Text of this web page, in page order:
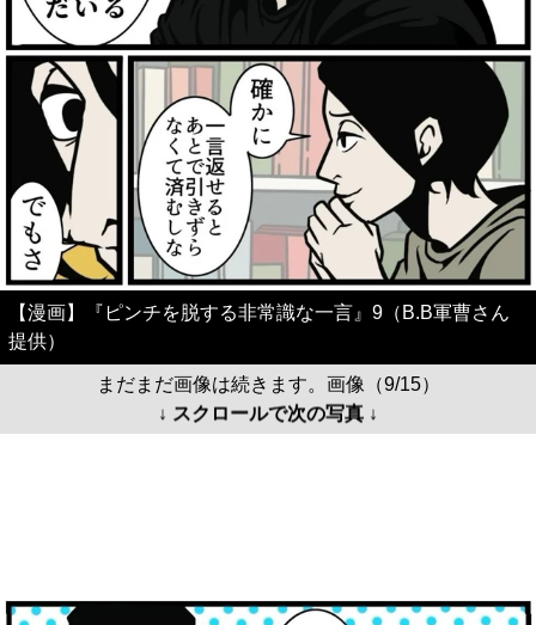
【漫画】『ピンチを脱する非常識な一言』9（B.B軍曹さん
提供）
まだまだ画像は続きます。画像（9/15）
↓ スクロールで次の写真 ↓